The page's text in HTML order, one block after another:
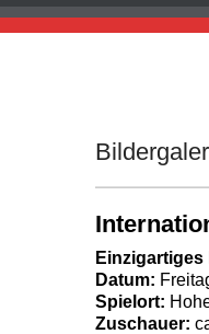
Datum:
Spielort:
Zuschauer: